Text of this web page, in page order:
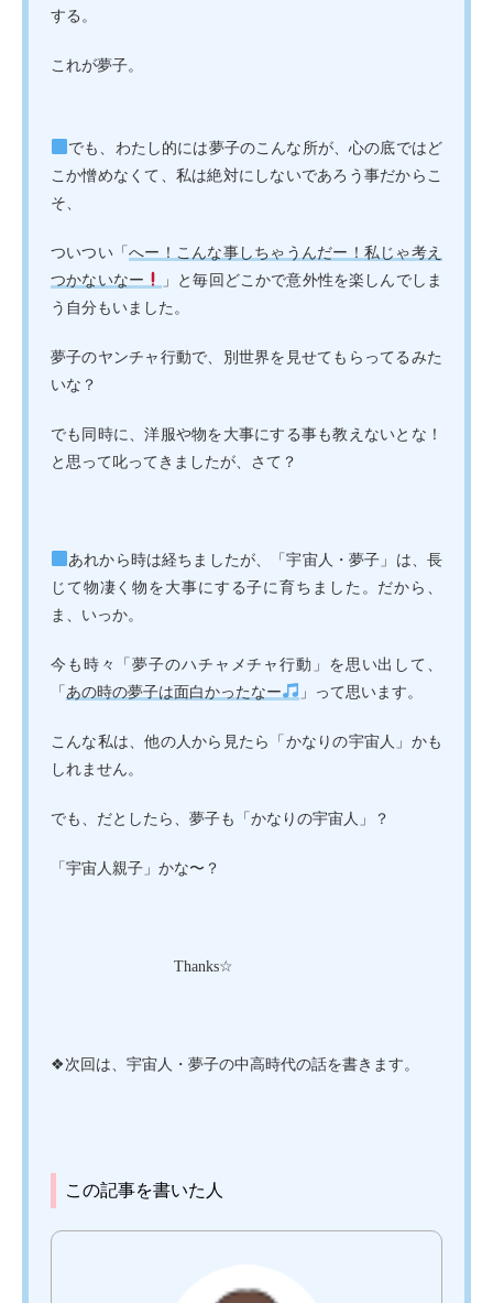
する。
これが夢子。
でも、わたし的には夢子のこんな所が、心の底ではど
こか憎めなくて、私は絶対にしないであろう事だからこ
そ、
ついつい「へー！こんな事しちゃうんだー！私じゃ考え
つかないなー
」と毎回どこかで意外性を楽しんでしま
う自分もいました。
夢子のヤンチャ行動で、別世界を見せてもらってるみた
いな？
でも同時に、洋服や物を大事にする事も教えないとな！
と思って叱ってきましたが、さて？
あれから時は経ちましたが、「宇宙人・夢子」は、長
じて物凄く物を大事にする子に育ちました。だから、
ま、いっか。
今も時々「夢子のハチャメチャ行動」を思い出して、
「 あの時の夢子は面白かったなー 」って思います。
こんな私は、他の人から見たら「かなりの宇宙人」かも
しれません。
でも、だとしたら、夢子も「かなりの宇宙人」？
「宇宙人親子」かな〜？
Thanks☆
❖次回は、宇宙人・夢子の中高時代の話を書きます。
この記事を書いた人